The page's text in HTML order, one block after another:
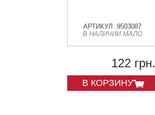
АРТИКУЛ: 9503087
В НАЛИЧИИ МАЛО
122 грн.
В КОРЗИНУ